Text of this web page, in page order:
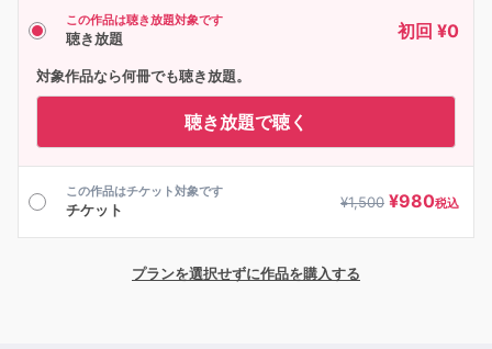
この作品は聴き放題対象です
聴き放題 初回 ¥0
対象作品なら何冊でも聴き放題。
聴き放題で聴く
この作品はチケット対象です
チケット ¥1,500 ¥980税込
プランを選択せずに作品を購入する